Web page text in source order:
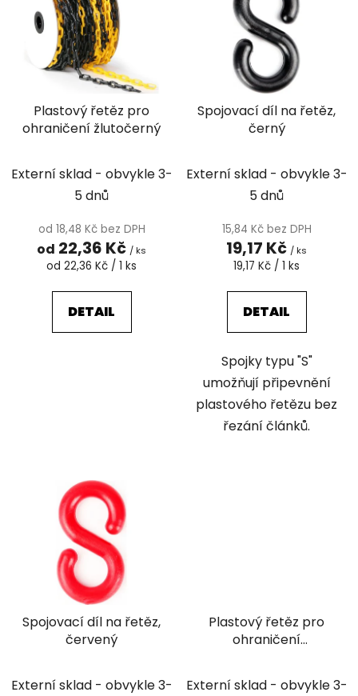
ů
k
Plastový řetěz pro
ohraničení žlutočerný
Externí sklad - obvykle 3-
5 dnů
od 18,48 Kč bez DPH
od 22,36 Kč / ks
Měrná
od 22,36 Kč / 1 ks
DETAIL
Spojovací díl na řetěz,
černý
Externí sklad - obvykle 3-
5 dnů
15,84 Kč bez DPH
19,17 Kč / ks
Měrná
19,17 Kč / 1 ks
DETAIL
Spojky typu "S"
umožňují připevnění
plastového řetězu bez
řezání článků.
Spojovací díl na řetěz,
červený
Externí sklad - obvykle 3-
Plastový řetěz pro
ohraničení
Externí sklad - obvykle 3-